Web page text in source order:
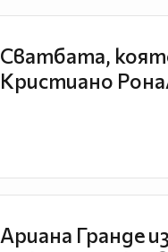
Сватбата,
Кристиано
Ариана Гранде